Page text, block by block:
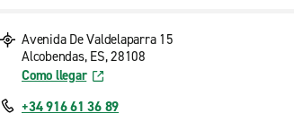
Avenida De Valdelaparra 15
Alcobendas, ES, 28108
Como llegar
+34 916 61 36 89